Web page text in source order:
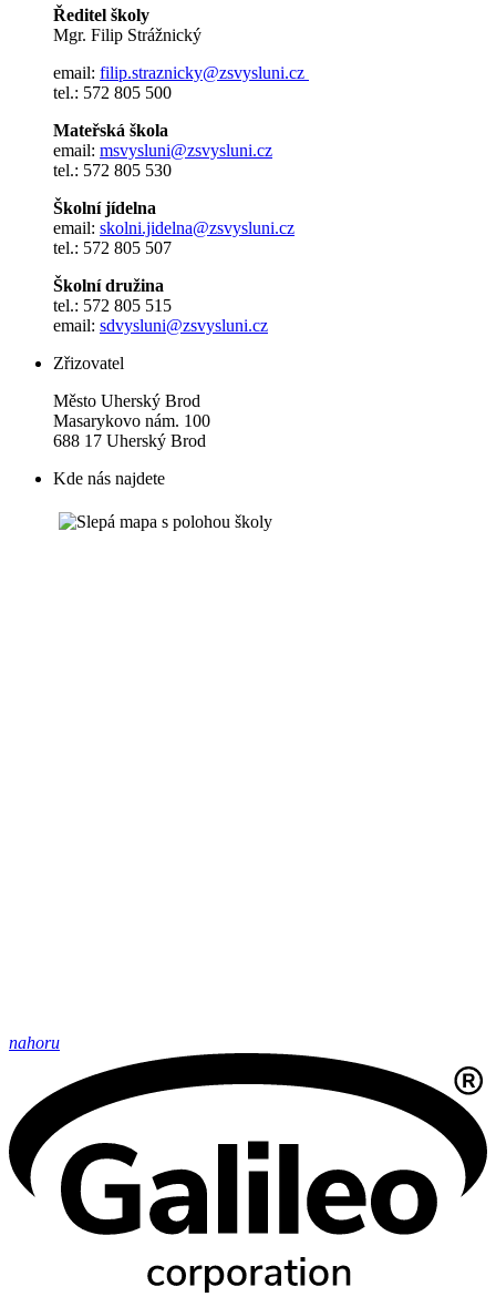
Ředitel školy
Mgr. Filip Strážnický
email: filip.straznicky@zsvysluni.cz
tel.: 572 805 500
Mateřská škola
email: msvysluni@zsvysluni.cz
tel.: 572 805 530
Školní jídelna
email: skolni.jidelna@zsvysluni.cz
tel.: 572 805 507
Školní družina
tel.: 572 805 515
email: sdvysluni@zsvysluni.cz
Zřizovatel
Město Uherský Brod
Masarykovo nám. 100
688 17 Uherský Brod
Kde nás najdete
nahoru